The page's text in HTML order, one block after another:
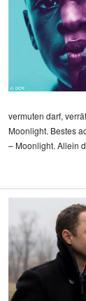
vermuten darf,
Moonlight. Bestes
– Moonlight. Allein